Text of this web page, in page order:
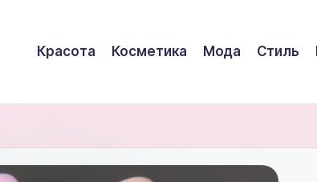
Красота Косметика Мода Стиль